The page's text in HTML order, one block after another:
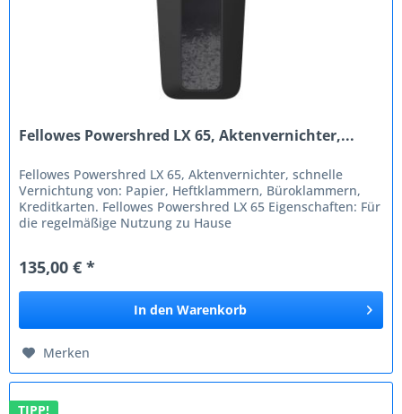
Fellowes Powershred LX 65, Aktenvernichter,...
Fellowes Powershred LX 65, Aktenvernichter, schnelle
Vernichtung von: Papier, Heftklammern, Büroklammern,
Kreditkarten. Fellowes Powershred LX 65 Eigenschaften: Für
die regelmäßige Nutzung zu Hause
135,00 € *
In den Warenkorb
Merken
TIPP!